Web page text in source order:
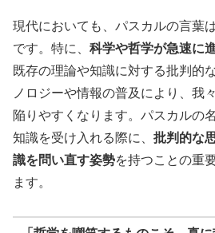
現代においても、パスカルの言葉
です。特に、 科学や哲学が急速に
既存の理論や知識に対する批判的
ノロジーや情報の普及により、我
陥りやすくなります。パスカルの
知識を受け入れる際に、 批判的な
識を問い直す姿勢を持つことの重
ます。